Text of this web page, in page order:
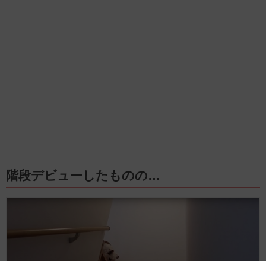
階段デビューしたものの…